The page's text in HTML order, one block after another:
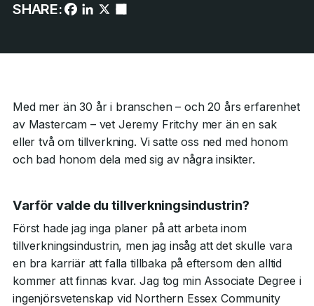
SHARE:
Med mer än 30 år i branschen – och 20 års erfarenhet
av Mastercam – vet Jeremy Fritchy mer än en sak
eller två om tillverkning. Vi satte oss ned med honom
och bad honom dela med sig av några insikter.
Varför valde du tillverkningsindustrin?
Först hade jag inga planer på att arbeta inom
tillverkningsindustrin, men jag insåg att det skulle vara
en bra karriär att falla tillbaka på eftersom den alltid
kommer att finnas kvar. Jag tog min Associate Degree i
ingenjörsvetenskap vid Northern Essex Community